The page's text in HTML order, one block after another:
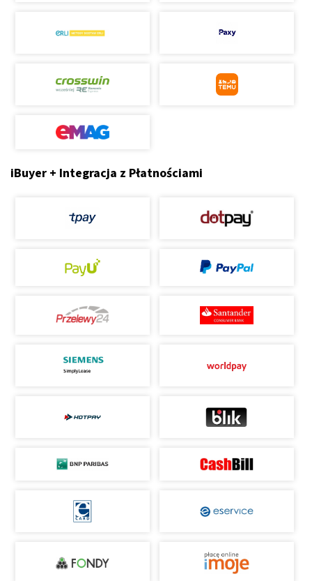
iBuyer + Integracja z Płatnościami